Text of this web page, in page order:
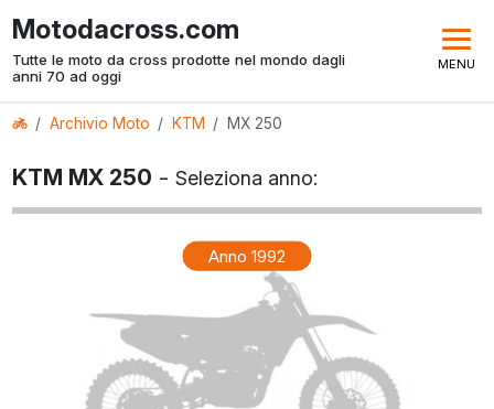
Motodacross.com
Tutte le moto da cross prodotte nel mondo dagli
anni 70 ad oggi
MENU
Archivio Moto KTM MX 250
KTM MX 250 -Seleziona anno:
Anno 1992